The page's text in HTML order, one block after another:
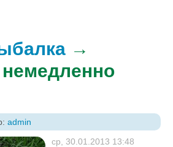
→
admin
ср, 30.01.2013 13:48